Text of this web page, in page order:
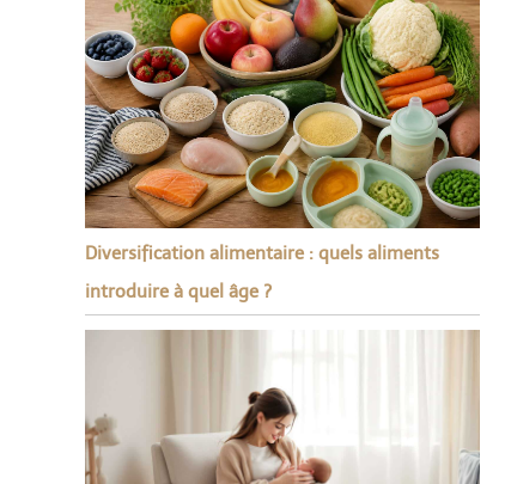
Diversification alimentaire : quels aliments
introduire à quel âge ?